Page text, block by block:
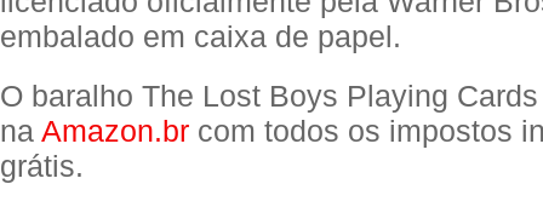
embalado em caixa de papel.
O baralho The Lost Boys Playing
na Amazon.br com todos os impostos
grátis.